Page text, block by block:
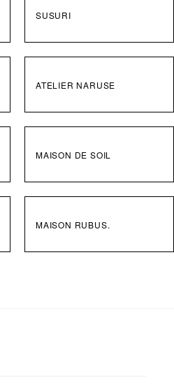
SUSURI
ATELIER NARUSE
MAISON DE SOIL
MAISON RUBUS.